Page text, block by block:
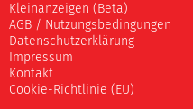
Kleinanzeigen (Beta)
AGB / Nutzungsbedingungen
Datenschutzerklärung
Impressum
Kontakt
Cookie-Richtlinie (EU)